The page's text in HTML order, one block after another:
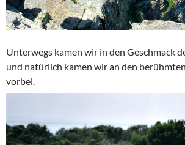
Unterwegs kamen wir in den Geschmack
und natürlich kamen wir an den
vorbei.